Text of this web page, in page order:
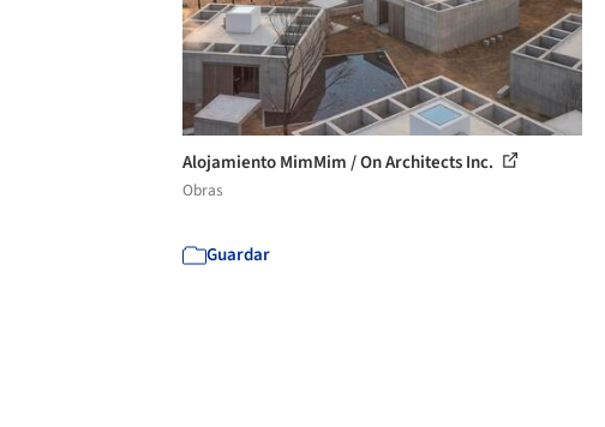
Alojamiento MimMim / On Architects Inc.
Obras
Guardar